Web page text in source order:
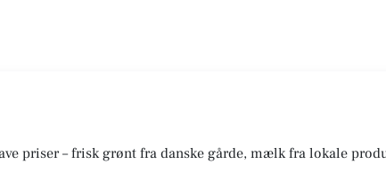
priser – frisk grønt fra danske gårde, mælk fra lokale